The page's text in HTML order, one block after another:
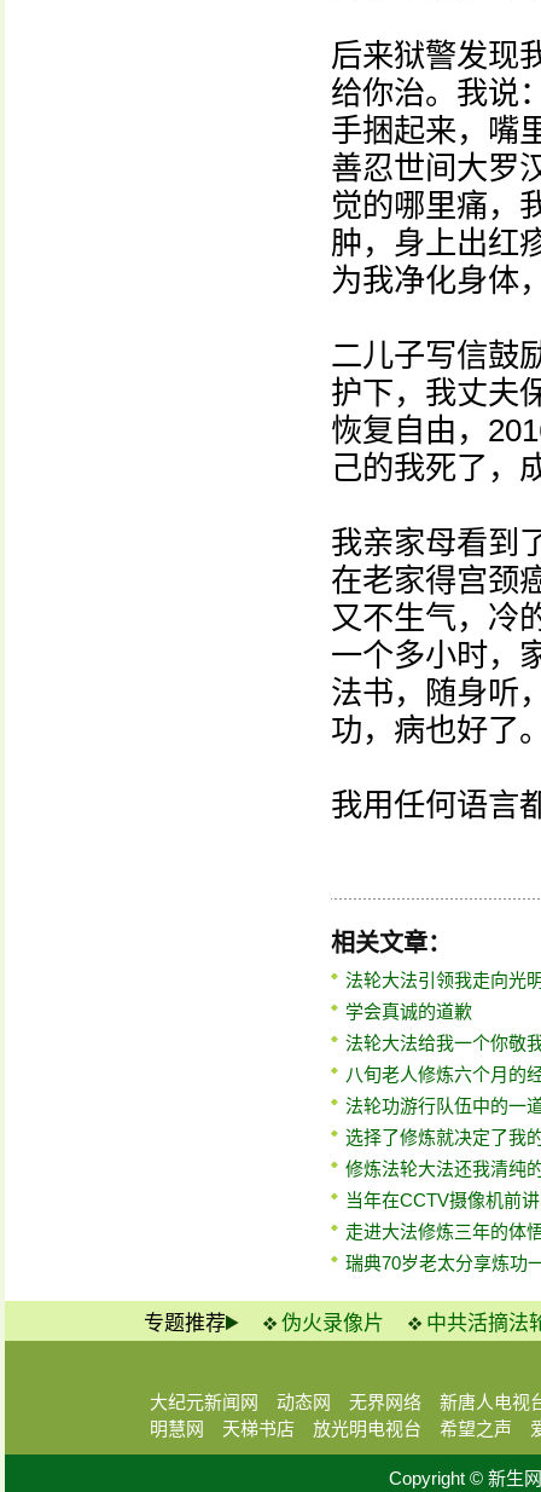
后来狱警发现
给你治。我说
手捆起来，嘴
善忍世间大罗
觉的哪里痛，
肿，身上出红
为我净化身体
二儿子写信鼓
护下，我丈夫
恢复自由，
己的我死了，
我亲家母看到
在老家得宫颈
又不生气，冷
一个多小时，
法书，随身听
功，病也好了
我用任何语言
相关文章：
法轮大法引领我走向光
学会真诚的道歉
法轮大法给我一个你敬
八旬老人修炼六个月的
法轮功游行队伍中的一
选择了修炼就决定了我
修炼法轮大法还我清纯
当年在CCTV摄像机前
走进大法修炼三年的体
瑞典70岁老太分享炼功
专题推荐 伪火录像片 中共活摘法
大纪元新闻网 动态网 无界网络
新唐人电视
明慧网
天梯书店 放光明电视台 希望之声
Copyright © 新生